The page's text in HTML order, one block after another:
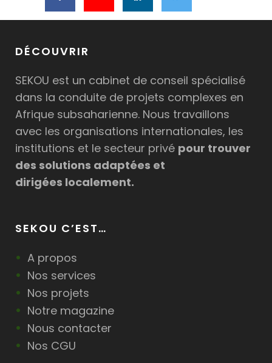
DÉCOUVRIR
SEKOU est un cabinet de conseil spécialisé
dans la conduite de projets complexes en
Afrique subsaharienne. Nous travaillons
avec les organisations internationales, les
institutions et le secteur privé pour trouver
des solutions adaptées et
dirigées localement.
SEKOU C’EST…
A propos
Nos services
Nos projets
Notre magazine
Nous contacter
Nos CGU